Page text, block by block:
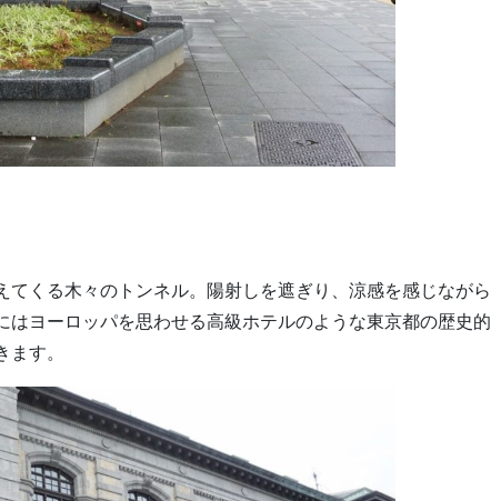
てくる木々のトンネル。陽射しを遮ぎり、涼感を感じながら
ヨーロッパを思わせる高級ホテルのような東京都の歴史的
す。